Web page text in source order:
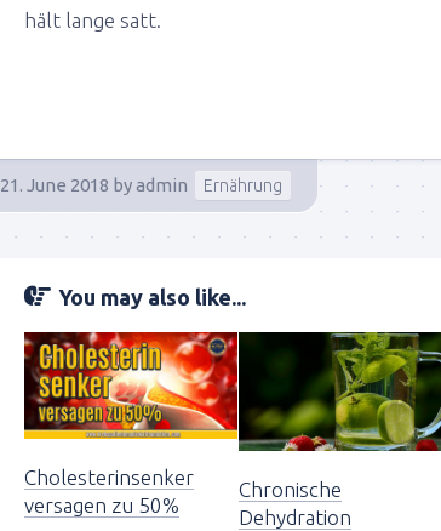
hält lange satt.
21. June 2018 byadmin Ernährung
You may also like...
Cholesterinsenker
versagen zu 50%
Chronische
Dehydration